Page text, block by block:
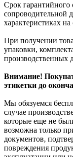
Срок гарантийного
сопроводительной
характеристиках
При получении
упаковки,
производственных
Внимание!
этикетки до
Мы обязуемся
случае
которые еще не
возможна только
документов,
повреждения